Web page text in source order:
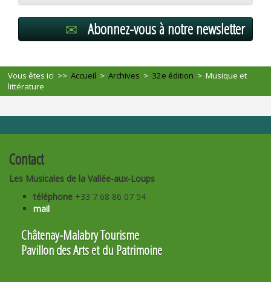
Abonnez-vous à notre newsletter
Vous êtes ici >>Accueil >Archives > 32e édition >Musique et
littérature
Contact
Les Musicales de la Vallée-aux-Loups
téléphone +33 7 68 86 07 54
mail
Châtenay-Malabry Tourisme
Pavillon des Arts et du Patrimoine